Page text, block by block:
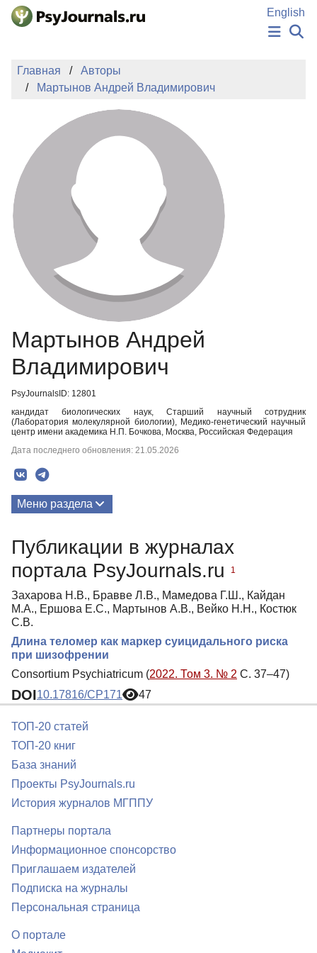
Перейти к основному содержанию
English
ИЗДАНИЯ
АВТОРЫ
ПОДАТЬ РУКОПИСЬ
БАЗА ЗНАНИЙ
КЛЮЧЕВЫЕ СЛОВА
Регистрация
Главная
Авторы
Мартынов Андрей Владимирович
Мартынов Андрей
Владимирович
PsyJournalsID: 12801
кандидат биологических наук, Старший научный сотрудник
(Лаборатория молекулярной биологии), Медико-генетический научный
центр имени академика Н.П. Бочкова, Москва, Российская Федерация
Дата последнего обновления: 21.05.2026
Меню раздела
Публикации в журналах
портала PsyJournals.ru
1
Захарова Н.В., Бравве Л.В., Мамедова Г.Ш., Кайдан
М.А., Ершова Е.С., Мартынов А.В., Вейко Н.Н., Костюк
С.В.
Длина теломер как маркер суицидального риска
при шизофрении
Consortium Psychiatricum (2022. Том 3. № 2 С. 37–47)
DOI10.17816/CP171 47
ТОП-20 статей
ТОП-20 книг
База знаний
Проекты PsyJournals.ru
История журналов МГППУ
Партнеры портала
Информационное спонсорство
Приглашаем издателей
Подписка на журналы
Персональная страница
О портале